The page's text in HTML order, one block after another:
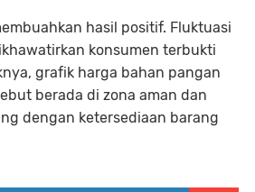
hasil positif. Fluktuasi
konsumen terbukti
grafik harga bahan pangan
berada di zona aman dan
dengan ketersediaan barang